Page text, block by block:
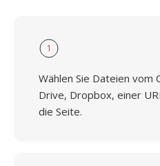
1
Wählen Sie Dateien vom
Drive, Dropbox, einer
die Seite.